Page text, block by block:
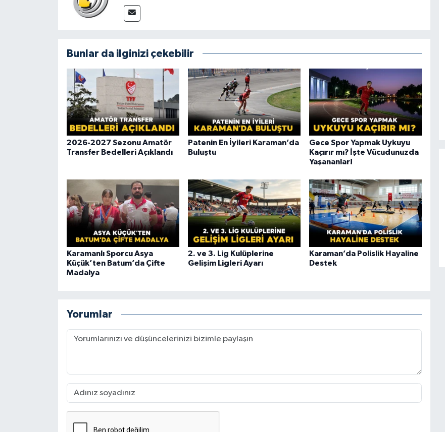
Bunlar da ilginizi çekebilir
2026-2027 Sezonu Amatör
Transfer Bedelleri Açıklandı
Patenin En İyileri Karaman’da
Buluştu
Gece Spor Yapmak Uykuyu
Kaçırır mı? İşte Vücudunuzda
Yaşananlar!
Karamanlı Sporcu Asya
Küçük’ten Batum’da Çifte
Madalya
2. ve 3. Lig Kulüplerine
Gelişim Ligleri Ayarı
Karaman’da Polislik Hayaline
Destek
Yorumlar